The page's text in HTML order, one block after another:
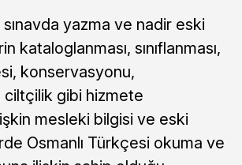
yazma ve nadir eski
kataloglanması, sınıflanması,
konservasyonu,
gibi hizmete
mesleki bilgisi ve eski
Osmanlı Türkçesi okuma ve